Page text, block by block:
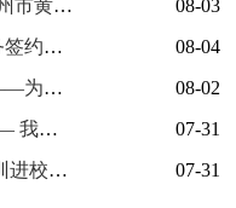
我校5个项目成功入围第三届德州市黄炎培职业教育创新创业大赛决赛
08-03
求职能力实训进校园暨校地服务签约仪式在我校举行
08-04
从新青年音乐节到群星演唱会——为什么又是德工？
08-02
致敬退役军人 凝聚奋进力量 —— 我校开展 “八一建军节” 拥军茶话会
07-31
校地携手赋能就业 求职能力实训进校园暨校地服务签约仪式在我校顺利举行
07-31